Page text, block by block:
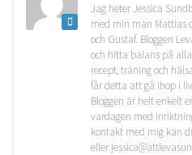
Jag heter Jessica
med min man Mattias
och Gustaf. Bloggen
och hitta balans på
recept, träning och
får detta att gå ihop i
Bloggen är helt enkelt
vardagen med
kontakt med mig kan
eller